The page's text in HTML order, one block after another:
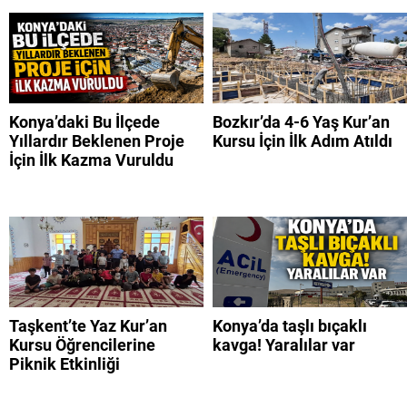
Konya’daki Bu İlçede
Yıllardır Beklenen Proje
İçin İlk Kazma Vuruldu
Bozkır’da 4-6 Yaş Kur’an
Kursu İçin İlk Adım Atıldı
Taşkent’te Yaz Kur’an
Kursu Öğrencilerine
Piknik Etkinliği
Konya’da taşlı bıçaklı
kavga! Yaralılar var